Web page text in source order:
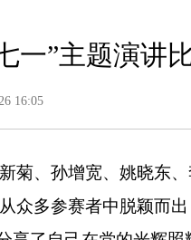
一”主题演讲
16:05
菊、孙增宽、姚晓东、
多参赛者中脱颖而